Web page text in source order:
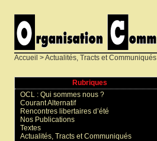
Accueil >Actualités, Tracts et Communiqués
Rubriques
OCL : Qui sommes nous ?
Courant Alternatif
Rencontres libertaires d’été
Nos Publications
Textes
Actualités, Tracts et Communiqués